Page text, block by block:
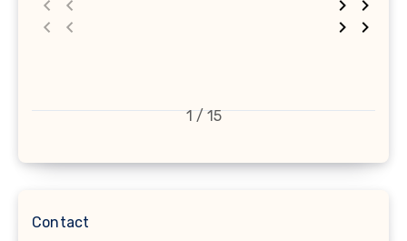
1 / 15
Contact